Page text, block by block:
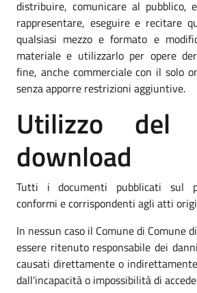
distribuire, comunicare al pubblico,
rappresentare, eseguire e recitare
qualsiasi mezzo e formato e
materiale e utilizzarlo per opere
fine, anche commerciale con il solo
senza apporre restrizioni aggiuntive.
Utilizzo
download
Tutti i documenti pubblicati sul
conformi e corrispondenti agli atti
In nessun caso il Comune di Comune
essere ritenuto responsabile dei
causati direttamente o
dall'incapacità o impossibilità di